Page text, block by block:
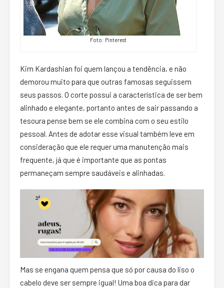
Foto: Pinterest
Kim Kardashian foi quem lançou a tendência, e não
demorou muito para que outras famosas seguissem
seus passos. O corte possui a característica de ser bem
alinhado e elegante, portanto antes de sair passando a
tesoura pense bem se ele combina com o seu estilo
pessoal. Antes de adotar esse visual também leve em
consideração que ele requer uma manutenção mais
frequente, já que é importante que as pontas
permaneçam sempre saudáveis e alinhadas.
Mas se engana quem pensa que só por causa do liso o
cabelo deve ser sempre igual! Uma boa dica para dar